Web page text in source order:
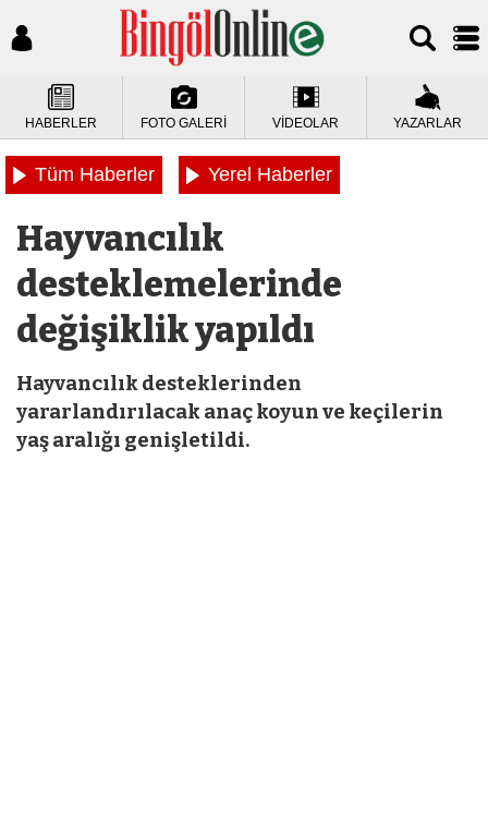
HABERLER FOTO GALERİ VİDEOLAR YAZARLAR
Tüm Haberler Yerel Haberler
Hayvancılık
desteklemelerinde
değişiklik yapıldı
Hayvancılık desteklerinden
yararlandırılacak anaç koyun ve keçilerin
yaş aralığı genişletildi.